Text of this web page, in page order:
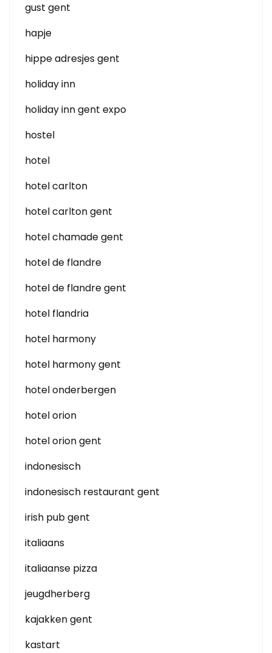
gust gent
hapje
hippe adresjes gent
holiday inn
holiday inn gent expo
hostel
hotel
hotel carlton
hotel carlton gent
hotel chamade gent
hotel de flandre
hotel de flandre gent
hotel flandria
hotel harmony
hotel harmony gent
hotel onderbergen
hotel orion
hotel orion gent
indonesisch
indonesisch restaurant gent
irish pub gent
italiaans
italiaanse pizza
jeugdherberg
kajakken gent
kastart